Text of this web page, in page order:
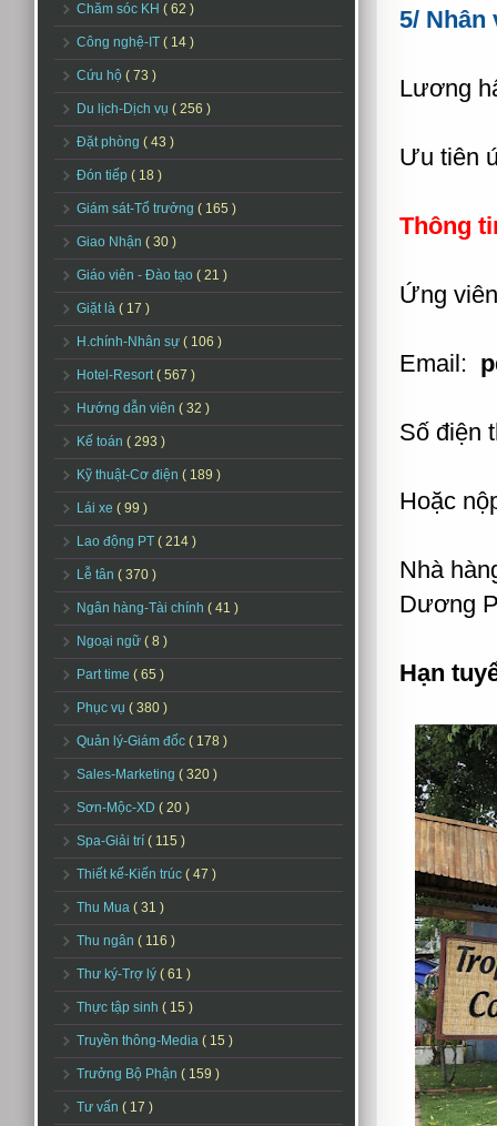
Chăm sóc KH ( 62 )
Công nghệ-IT ( 14 )
Cứu hộ ( 73 )
Du lịch-Dịch vụ ( 256 )
Đặt phòng ( 43 )
Đón tiếp ( 18 )
Giám sát-Tổ trưởng ( 165 )
Giao Nhận ( 30 )
Giáo viên - Đào tạo ( 21 )
Giặt là ( 17 )
H.chính-Nhân sự ( 106 )
Hotel-Resort( 567 )
Hướng dẫn viên ( 32 )
Kế toán ( 293 )
Kỹ thuật-Cơ điện ( 189 )
Lái xe ( 99 )
Lao động PT ( 214 )
Lễ tân ( 370 )
Ngân hàng-Tài chính ( 41 )
Ngoại ngữ ( 8 )
Part time ( 65 )
Phục vụ ( 380 )
Quản lý-Giám đốc ( 178 )
Sales-Marketing ( 320 )
Sơn-Mộc-XD ( 20 )
Spa-Giải trí ( 115 )
Thiết kế-Kiến trúc ( 47 )
Thu Mua ( 31 )
Thu ngân ( 116 )
Thư ký-Trợ lý ( 61 )
Thực tập sinh ( 15 )
Truyền thông-Media ( 15 )
Trưởng Bộ Phận ( 159 )
Tư vấn ( 17 )
5/ Nhân
Lương
Ưu tiên
Thông
Ứng
Email:
Số điện
Hoặc
Nhà
Dương
Hạn